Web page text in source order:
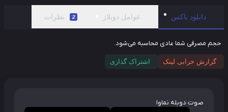
دانلود باکس عوامل دوبلاژ نظرات
مصرفی شما عادی محاسبه می‌شود.
گزارش خرابی لینک اشتراک گذاری
صوت دوبله نماوا